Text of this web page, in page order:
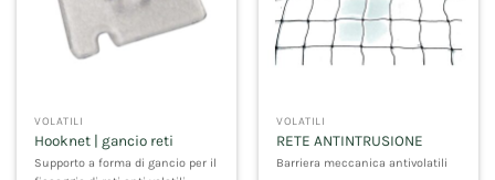
VOLATILI
Hooknet | gancio reti
Supporto a forma di gancio per il
VOLATILI
RETE ANTINTRUSIONE
Barriera meccanica antivolatili